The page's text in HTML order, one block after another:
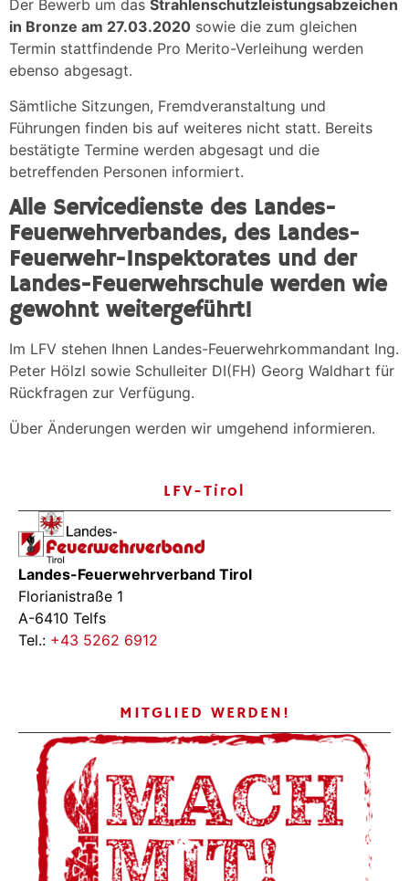
Der Bewerb um das Strahlenschutzleistungsabzeichen
in Bronze am 27.03.2020 sowie die zum gleichen
Termin stattfindende Pro Merito-Verleihung werden
ebenso abgesagt.
Sämtliche Sitzungen, Fremdveranstaltung und
Führungen finden bis auf weiteres nicht statt. Bereits
bestätigte Termine werden abgesagt und die
betreffenden Personen informiert.
Alle Servicedienste des Landes-
Feuerwehrverbandes, des Landes-
Feuerwehr-Inspektorates und der
Landes-Feuerwehrschule werden wie
gewohnt weitergeführt!
Im LFV stehen Ihnen Landes-Feuerwehrkommandant Ing.
Peter Hölzl sowie Schulleiter DI(FH) Georg Waldhart für
Rückfragen zur Verfügung.
Über Änderungen werden wir umgehend informieren.
LFV-Tirol
Landes-Feuerwehrverband Tirol
Florianistraße 1
A-6410 Telfs
Tel.: +43 5262 6912
MITGLIED WERDEN!